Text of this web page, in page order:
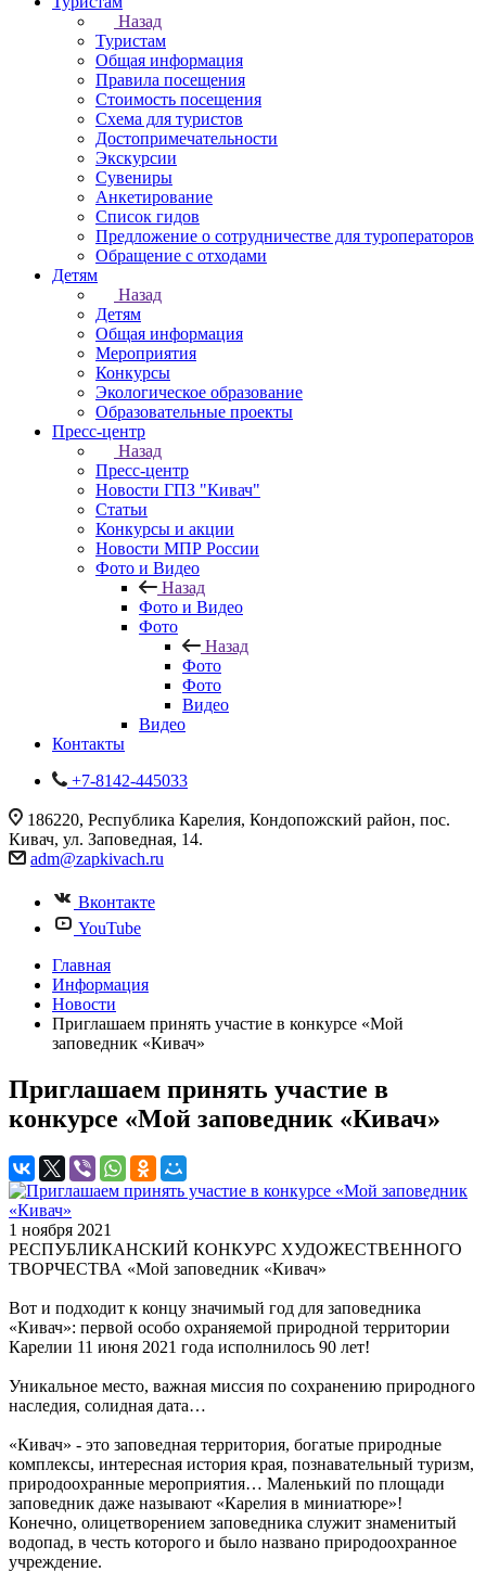
Назад
Туристам
Общая информация
Правила посещения
Стоимость посещения
Схема для туристов
Достопримечательности
Экскурсии
Сувениры
Анкетирование
Список гидов
Предложение о сотрудничестве для туроператоров
Обращение с отходами
Детям
Назад
Детям
Общая информация
Мероприятия
Конкурсы
Экологическое образование
Образовательные проекты
Пресс-центр
Назад
Пресс-центр
Новости ГПЗ "Кивач"
Статьи
Конкурсы и акции
Новости МПР России
Фото и Видео
Назад
Фото и Видео
Фото
Назад
Фото
Фото
Видео
Видео
Контакты
+7-8142-445033
186220, Республика Карелия, Кондопожский район, пос.
Кивач, ул. Заповедная, 14.
adm@zapkivach.ru
Вконтакте
YouTube
Главная
Информация
Новости
Приглашаем принять участие в конкурсе «Мой
заповедник «Кивач»
Приглашаем принять участие в
конкурсе «Мой заповедник «Кивач»
1 ноября 2021
РЕСПУБЛИКАНСКИЙ КОНКУРС ХУДОЖЕСТВЕННОГО
ТВОРЧЕСТВА «Мой заповедник «Кивач»
Вот и подходит к концу значимый год для заповедника
«Кивач»: первой особо охраняемой природной территории
Карелии 11 июня 2021 года исполнилось 90 лет!
Уникальное место, важная миссия по сохранению природного
наследия, солидная дата…
«Кивач» - это заповедная территория, богатые природные
комплексы, интересная история края, познавательный туризм,
природоохранные мероприятия… Маленький по площади
заповедник даже называют «Карелия в миниатюре»!
Конечно, олицетворением заповедника служит знаменитый
водопад, в честь которого и было названо природоохранное
учреждение.